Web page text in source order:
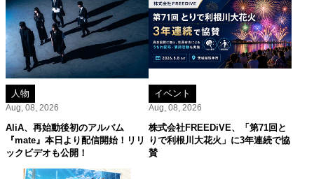
人物
Aug, 08, 2026
AliA、再始動後初のアルバム
『mate』本日より配信開始！リリ
ックビデオも公開！
イベント
Aug, 08, 2026
株式会社FREEDiVE、「第71回と
りで利根川大花火」に3年連続で協
賛